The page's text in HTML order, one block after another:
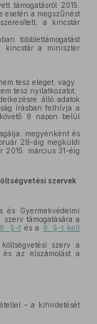
támogatásról 2015.
esetén a megszűnést
a kincstár
többlettámogatást
kincstár a miniszter
tesz eleget, vagy
tesz nyilatkozatot,
álló adatok
írásban felhívja a
8 napon belül
megyénként és
28-áig megküldi
2015. március 31-éig
szervek
és Gyermekvédelmi
támogatására a
8. §-t és a 9. §-t kell
szerv a
és az elszámolást a
– a kihirdetését